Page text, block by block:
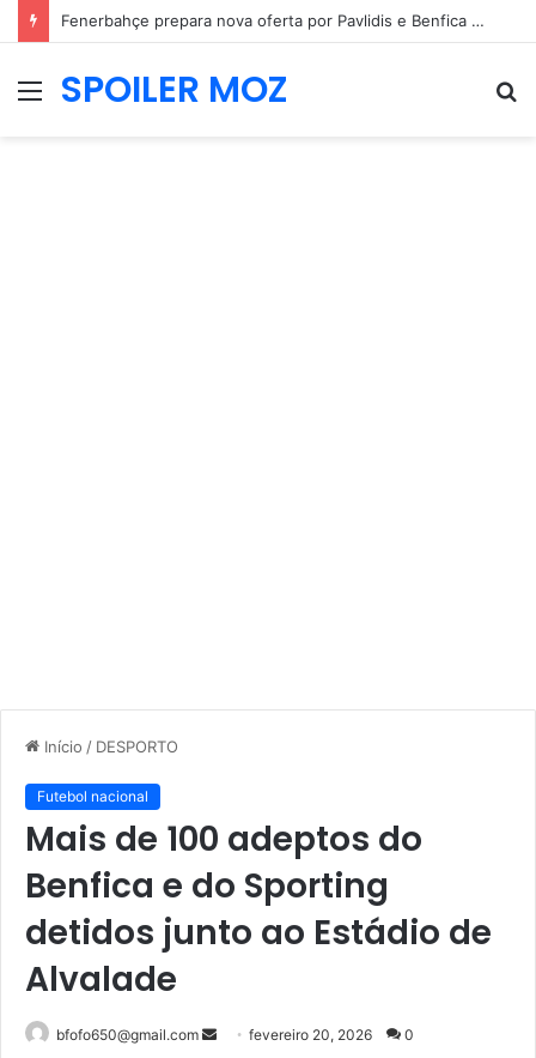
Fenerbahçe prepara nova oferta por Pavlidis e Benfica mantém posição firme
MenuSPOILER MOZ
Início / DESPORTO
Futebol nacional
Mais de 100 adeptos do
Benfica e do Sporting
detidos junto ao Estádio de
Alvalade
bfofo650@gmail.com
Mandefevereiro 20, 2026 0